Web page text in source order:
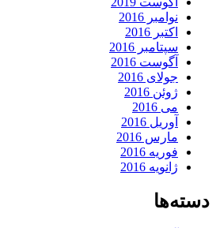
نوامبر 2016
اکتبر 2016
سپتامبر 2016
آگوست 2016
جولای 2016
ژوئن 2016
می 2016
آوریل 2016
مارس 2016
فوریه 2016
ژانویه 2016
دسته‌ها